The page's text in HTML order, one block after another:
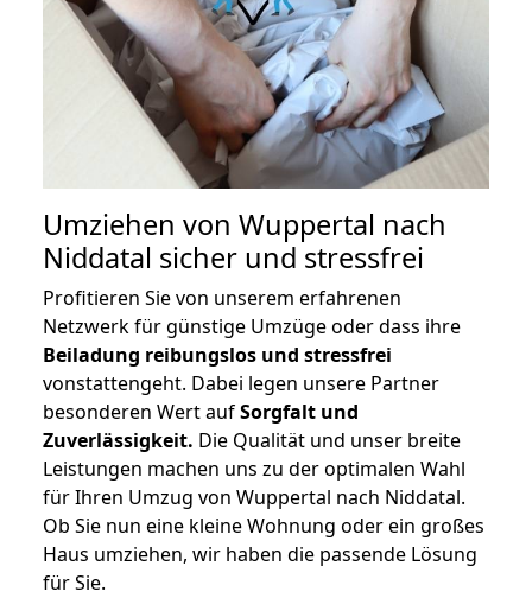
Umziehen von Wuppertal nach
Niddatal sicher und stressfrei
Profitieren Sie von unserem erfahrenen
Netzwerk für günstige Umzüge oder dass ihre
Beiladung reibungslos und stressfrei
vonstattengeht. Dabei legen unsere Partner
besonderen Wert aufSorgfalt und
Zuverlässigkeit. Die Qualität und unser breite
Leistungen machen uns zu der optimalen Wahl
für Ihren Umzug von Wuppertal nach Niddatal.
Ob Sie nun eine kleine Wohnung oder ein großes
Haus umziehen, wir haben die passende Lösung
für Sie.